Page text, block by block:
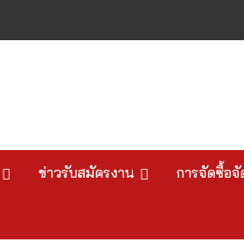
ข่าวรับสมัครงาน การจัดซื้อจั